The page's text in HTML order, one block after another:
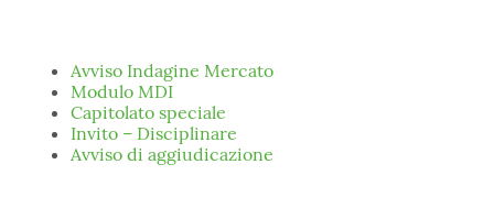
Avviso Indagine Mercato
Modulo MDI
Capitolato speciale
Invito – Disciplinare
Avviso di aggiudicazione